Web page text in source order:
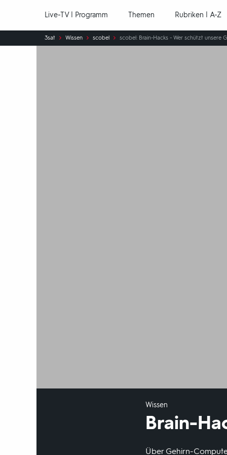
Live-TV | Programm Themen Rubriken | A-Z
Sie
sind
3sat Wissen scobel scobel: Brain-Hacks - Wer schützt unsere
Wissen
Brain-
Über Gehirn-